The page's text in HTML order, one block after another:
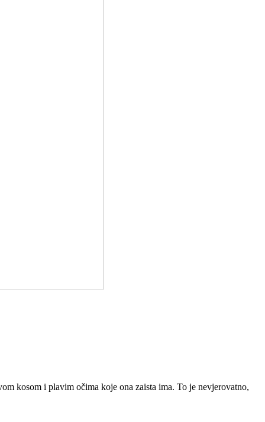
kosom i plavim očima koje ona zaista ima. To je nevjerovatno,